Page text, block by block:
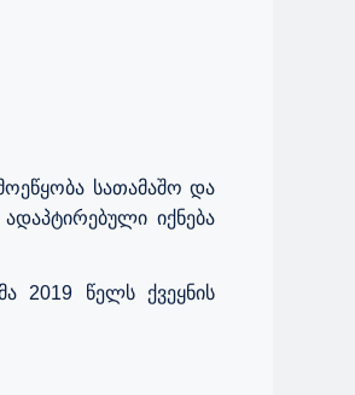
სათამაშო და
იქნება
2019 წელს ქვეყნის